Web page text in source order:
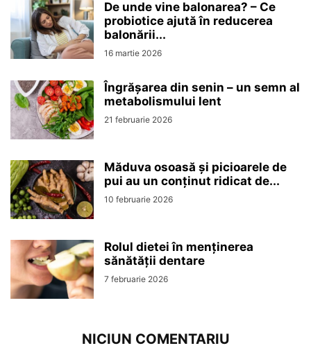
De unde vine balonarea? – Ce
probiotice ajută în reducerea
balonării...
16 martie 2026
Îngrășarea din senin – un semn al
metabolismului lent
21 februarie 2026
Măduva osoasă și picioarele de
pui au un conținut ridicat de...
10 februarie 2026
Rolul dietei în menținerea
sănătății dentare
7 februarie 2026
NICIUN COMENTARIU